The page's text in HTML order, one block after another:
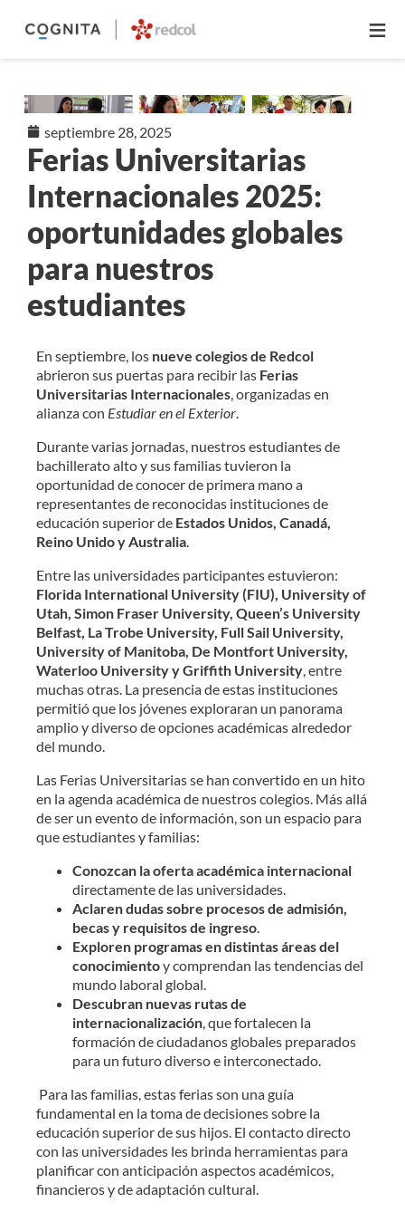
≡
septiembre 28, 2025
Ferias Universitarias
Internacionales 2025:
oportunidades globales
para nuestros
estudiantes
En septiembre, los nueve colegios de Redcol
abrieron sus puertas para recibir las Ferias
Universitarias Internacionales, organizadas en
alianza con Estudiar en el Exterior.
Durante varias jornadas, nuestros estudiantes de
bachillerato alto y sus familias tuvieron la
oportunidad de conocer de primera mano a
representantes de reconocidas instituciones de
educación superior de Estados Unidos, Canadá,
Reino Unido y Australia.
Entre las universidades participantes estuvieron:
Florida International University (FIU), University of
Utah, Simon Fraser University, Queen’s University
Belfast, La Trobe University, Full Sail University,
University of Manitoba, De Montfort University,
Waterloo University y Griffith University, entre
muchas otras. La presencia de estas instituciones
permitió que los jóvenes exploraran un panorama
amplio y diverso de opciones académicas alrededor
del mundo.
Las Ferias Universitarias se han convertido en un hito
en la agenda académica de nuestros colegios. Más allá
de ser un evento de información, son un espacio para
que estudiantes y familias:
Conozcan la oferta académica internacional
directamente de las universidades.
Aclaren dudas sobre procesos de admisión,
becas y requisitos de ingreso.
Exploren programas en distintas áreas del
conocimientoy comprendan las tendencias del
mundo laboral global.
Descubran nuevas rutas de
internacionalización, que fortalecen la
formación de ciudadanos globales preparados
para un futuro diverso e interconectado.
Para las familias, estas ferias son una guía
fundamental en la toma de decisiones sobre la
educación superior de sus hijos. El contacto directo
con las universidades les brinda herramientas para
planificar con anticipación aspectos académicos,
financieros y de adaptación cultural.